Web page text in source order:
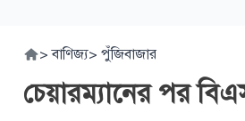
> বাণিজ্য> পুঁজিবাজার
চেয়ারম্যানের পর